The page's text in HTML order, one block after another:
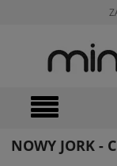
NOWY JORK -